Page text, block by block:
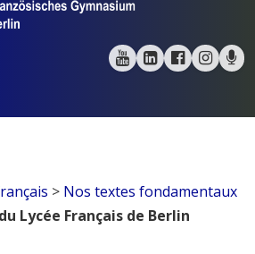
> Nos textes fondamentaux
Lycée Français de Berlin